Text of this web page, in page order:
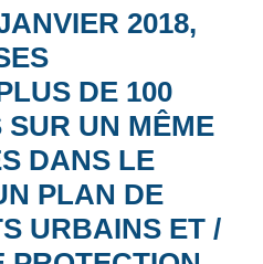
2018,
DE 100
UN MÊME
DANS LE
PLAN DE
URBAINS ET /